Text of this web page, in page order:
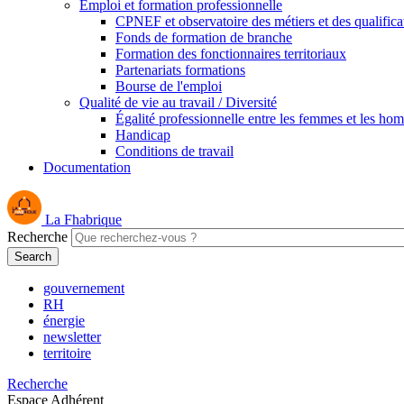
Emploi et formation professionnelle
CPNEF et observatoire des métiers et des
Fonds de formation de branche
Formation des fonctionnaires territoriaux
Partenariats formations
Bourse de l'emploi
Qualité de vie au travail / Diversité
Égalité professionnelle entre les femmes et les
Handicap
Conditions de travail
Documentation
La Fhabrique
Recherche
gouvernement
RH
énergie
newsletter
territoire
Recherche
Espace Adhérent